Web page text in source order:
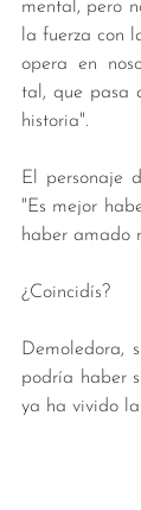
mental, pero
la fuerza con
opera en
tal, que pasa
historia".
El personaje
"Es mejor
haber amado
¿Coincidís?
Demoledora,
podría haber
ya ha vivido